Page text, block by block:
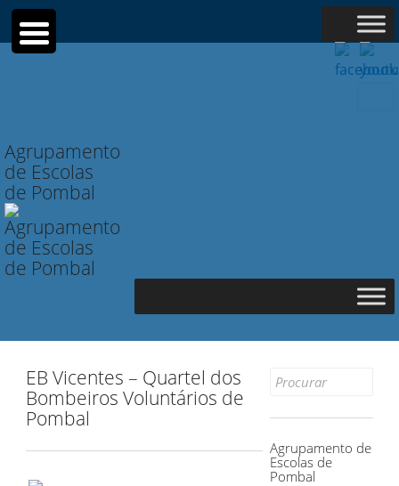
Agrupamento
de Escolas
de Pombal
EB Vicentes – Quartel dos
Bombeiros Voluntários de
Pombal
Search
Agrupamento de
Escolas de
Pombal